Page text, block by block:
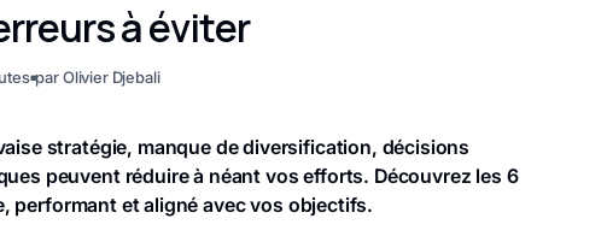
à éviter
■parOlivier Djebali
stratégie, manque de diversification, décisions
peuvent réduire à néant vos efforts. Découvrez les 6
performant et aligné avec vos objectifs.